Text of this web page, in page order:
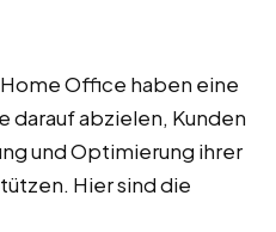
Office haben eine
darauf abzielen, Kunden
und Optimierung ihrer
Hier sind die